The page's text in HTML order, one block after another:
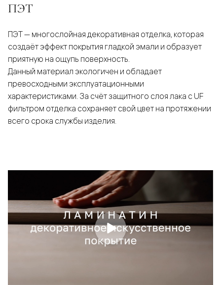
ПЭТ
ПЭТ — многослойная декоративная отделка, которая
создаёт эффект покрытия гладкой эмали и образует
приятную на ощупь поверхность.
Данный материал экологичен и обладает
превосходными эксплуатационными
характеристиками. За счёт защитного слоя лака с UF
фильтром отделка сохраняет свой цвет на протяжении
всего срока службы изделия.